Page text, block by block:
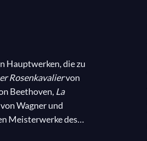
Hauptwerken, die zu
Rosenkavaliervon
Beethoven, La
Wagner und
Meisterwerke des
kennenzulernen